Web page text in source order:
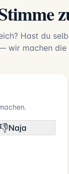
Hast du
wir machen die
👎Naja